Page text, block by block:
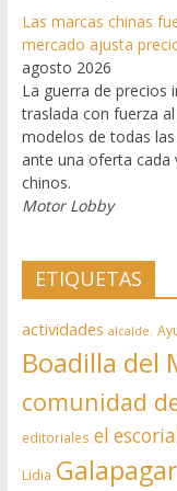
Las marcas chinas
mercado ajusta
agosto 2026
La guerra de precios
traslada con fuerza
modelos de todas
ante una oferta cada
chinos.
Motor Lobby
ETIQUETAS
actividades alcalde.
Boadilla del
comunidad
editoriales el
Lidia Galapagar